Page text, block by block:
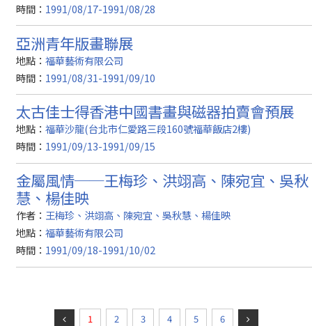
時間： 1991/08/17-1991/08/28
亞洲青年版畫聯展
地點： 福華藝術有限公司
時間： 1991/08/31-1991/09/10
太古佳士得香港中國書畫與磁器拍賣會預展
地點： 福華沙龍(台北市仁愛路三段160號福華飯店2樓)
時間： 1991/09/13-1991/09/15
金屬風情──王梅珍、洪翊高、陳宛宜、吳秋
慧、楊佳映
作者： 王梅珍、洪翊高、陳宛宜、吳秋慧、楊佳映
地點： 福華藝術有限公司
時間： 1991/09/18-1991/10/02
1 2 3 4 5 6